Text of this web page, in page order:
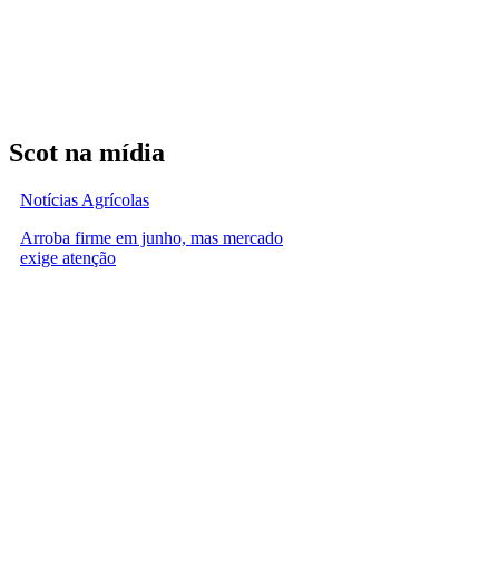
Scot na mídia
Notícias Agrícolas
Arroba firme em junho, mas mercado
exige atenção